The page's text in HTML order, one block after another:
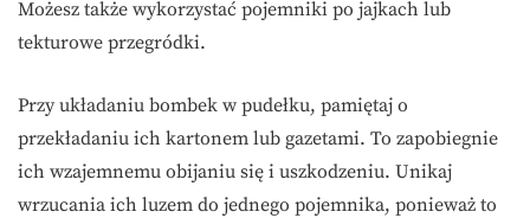
Możesz także wykorzystać pojemniki po jajkach lub
tekturowe przegródki.
Przy układaniu bombek w pudełku, pamiętaj o
przekładaniu ich kartonem lub gazetami. To zapobiegnie
ich wzajemnemu obijaniu się i uszkodzeniu. Unikaj
wrzucania ich luzem do jednego pojemnika, ponieważ to